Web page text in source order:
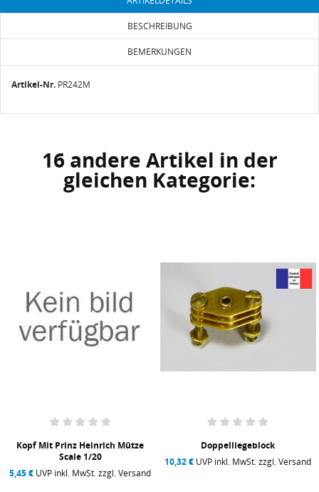
BESCHREIBUNG
BEMERKUNGEN
Artikel-Nr. PR242M
16 andere Artikel in der
gleichen Kategorie:
Kopf Mit Prinz Heinrich Mütze
Scale 1/20
5,45 € UVP inkl. MwSt. zzgl. Versand
Doppelliegeblock
10,32 € UVP inkl. MwSt. zzgl. Versand